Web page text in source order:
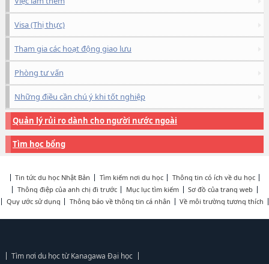
Visa (Thị thực)
Tham gia các hoạt động giao lưu
Phòng tư vấn
Những điều cần chú ý khi tốt nghiệp
Quản lý rủi ro dành cho người nước ngoài
Tìm học bổng
Tin tức du học Nhật Bản Tìm kiếm nơi du học
Thông tin có ích về du học
Thông điệp của anh chị đi trước
Mục lục tìm kiếm
Sơ đồ của trang web
Quy ước sử dụng
Thông báo về thông tin cá nhân Về môi trường tương thích
Tìm nơi du học từ Kanagawa Đại học